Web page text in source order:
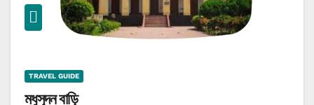
TRAVEL GUIDE
মধুসূদন বাড়ি